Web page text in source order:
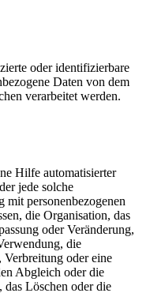
oder identifizierbare
Daten von dem
verarbeitet werden.
Hilfe automatisierter
jede solche
mit personenbezogenen
die Organisation, das
oder Veränderung,
die
oder eine
Abgleich oder die
Löschen oder die